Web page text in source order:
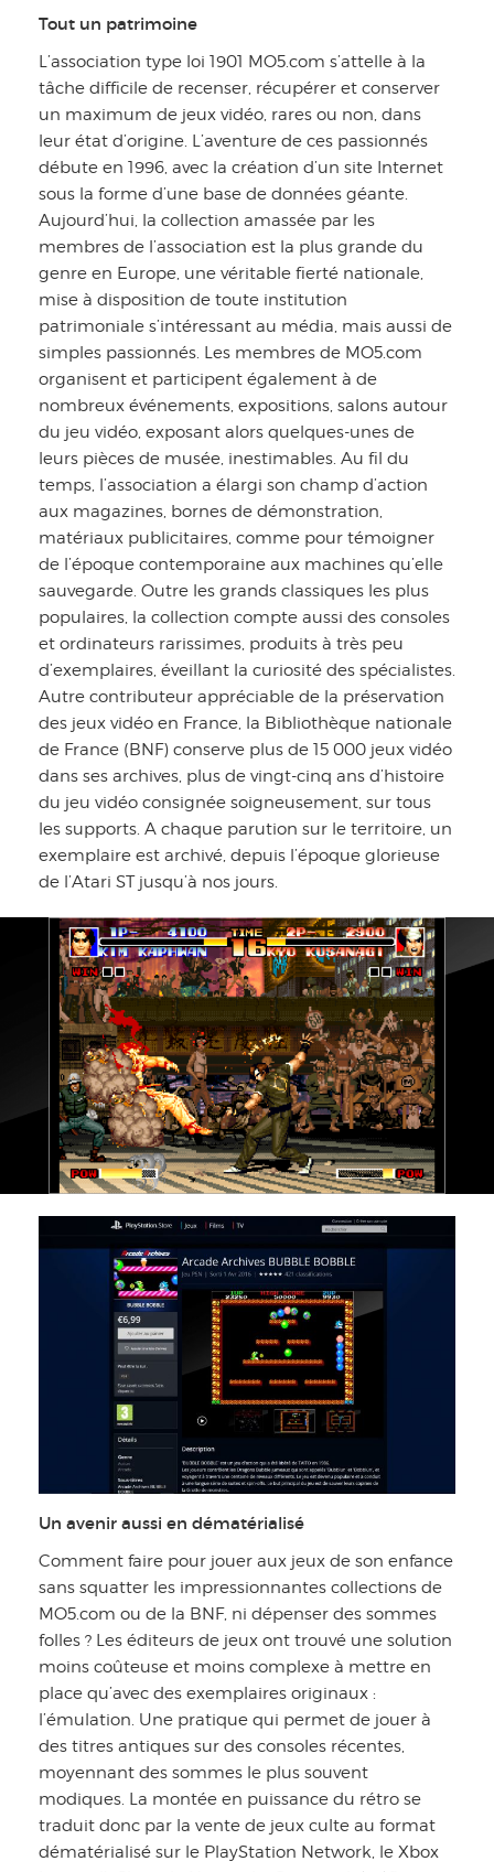
Tout un patrimoine
L’association type loi 1901 MO5.com s’attelle à la
tâche difficile de recenser, récupérer et conserver
un maximum de jeux vidéo, rares ou non, dans
leur état d’origine. L’aventure de ces passionnés
débute en 1996, avec la création d’un site Internet
sous la forme d’une base de données géante.
Aujourd’hui, la collection amassée par les
membres de l’association est la plus grande du
genre en Europe, une véritable fierté nationale,
mise à disposition de toute institution
patrimoniale s’intéressant au média, mais aussi de
simples passionnés. Les membres de MO5.com
organisent et participent également à de
nombreux événements, expositions, salons autour
du jeu vidéo, exposant alors quelques-unes de
leurs pièces de musée, inestimables. Au fil du
temps, l’association a élargi son champ d’action
aux magazines, bornes de démonstration,
matériaux publicitaires, comme pour témoigner
de l’époque contemporaine aux machines qu’elle
sauvegarde. Outre les grands classiques les plus
populaires, la collection compte aussi des consoles
et ordinateurs rarissimes, produits à très peu
d’exemplaires, éveillant la curiosité des spécialistes.
Autre contributeur appréciable de la préservation
des jeux vidéo en France, la Bibliothèque nationale
de France (BNF) conserve plus de 15 000 jeux vidéo
dans ses archives, plus de vingt-cinq ans d’histoire
du jeu vidéo consignée soigneusement, sur tous
les supports. A chaque parution sur le territoire, un
exemplaire est archivé, depuis l’époque glorieuse
de l’Atari ST jusqu’à nos jours.
Un avenir aussi en dématérialisé
Comment faire pour jouer aux jeux de son enfance
sans squatter les impressionnantes collections de
MO5.com ou de la BNF, ni dépenser des sommes
folles ? Les éditeurs de jeux ont trouvé une solution
moins coûteuse et moins complexe à mettre en
place qu’avec des exemplaires originaux :
l’émulation. Une pratique qui permet de jouer à
des titres antiques sur des consoles récentes,
moyennant des sommes le plus souvent
modiques. La montée en puissance du rétro se
traduit donc par la vente de jeux culte au format
dématérialisé sur le PlayStation Network, le Xbox